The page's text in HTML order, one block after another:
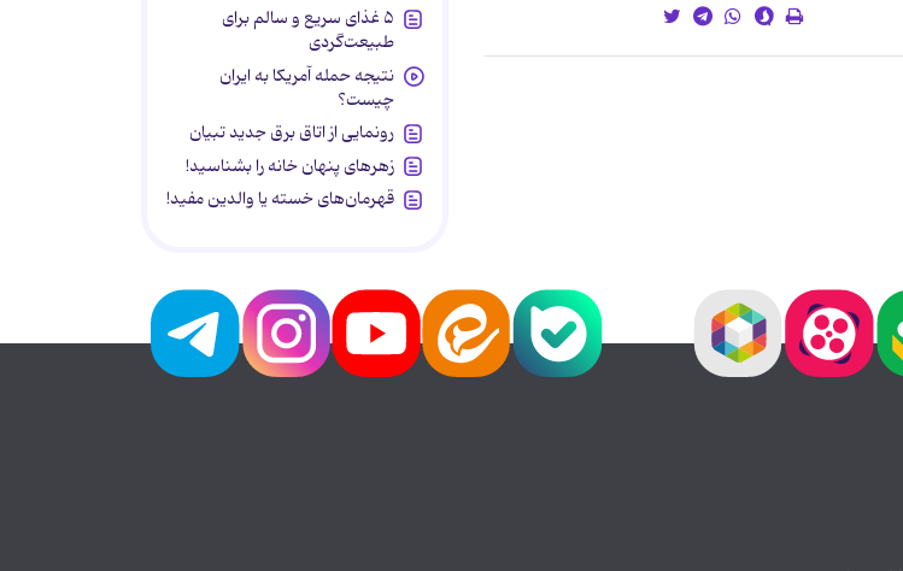
۵ غذای سریع و سالم برای
طبیعت‌گردی
نتیجه حمله آمریکا به ایران
چیست؟
رونمایی از اتاق برق جدید تبیان
زهرهای پنهان خانه را بشناسید!
قهرمان‌های خسته یا والدین مفید!